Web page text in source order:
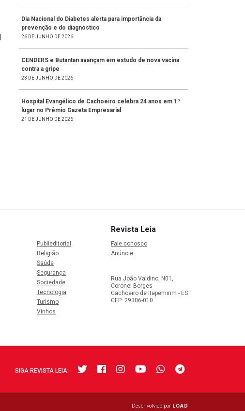
Dia Nacional do Diabetes alerta para importância da
prevenção e do diagnóstico
26 DE JUNHO DE 2026
CENDERS e Butantan avançam em estudo de nova vacina
contra a gripe
23 DE JUNHO DE 2026
Hospital Evangélico de Cachoeiro celebra 24 anos em 1º
lugar no Prêmio Gazeta Empresarial
21 DE JUNHO DE 2026
Publieditorial
Religião
Saúde
Segurança
Sociedade
Tecnologia
Turismo
Vinhos
Revista Leia
Fale conosco
Anúncie
Rua João Valdino, N01,
Coronel Borges
Cachoeiro de Itapemirim - ES
CEP: 29306-010
SIGA REVISTA LEIA:
Desenvolvido por LOAD